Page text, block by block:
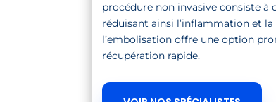
procédure non invasive consiste à
réduisant ainsi l’inflammation et
l’embolisation offre une option
récupération rapide.